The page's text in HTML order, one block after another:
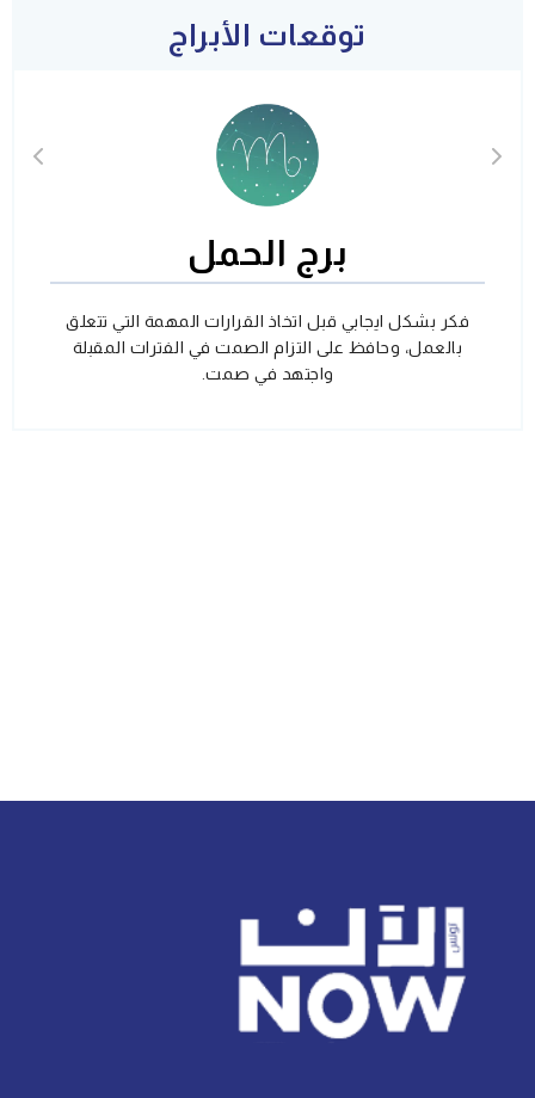
توقعات الأبراج
برج الحمل
فكر بشكل ايجابي قبل اتخاذ القرارات المهمة التي تتعلق
بالعمل، وحافظ على التزام الصمت في الفترات المقبلة
واجتهد في صمت.